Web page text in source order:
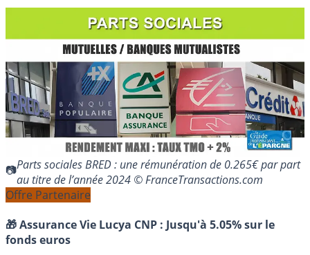
Parts sociales BRED : une rémunération de 0.265€ par part
au titre de l’année 2024 © FranceTransactions.com
Offre Partenaire
🎁 Assurance Vie Lucya CNP : Jusqu'à 5.05% sur le
fonds euros